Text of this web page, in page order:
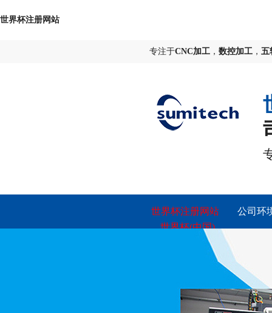
世界杯注册网站
专注于CNC加工 ， 数控加工 ， 五
世界杯注册网站
_世界杯(中国)
公司环